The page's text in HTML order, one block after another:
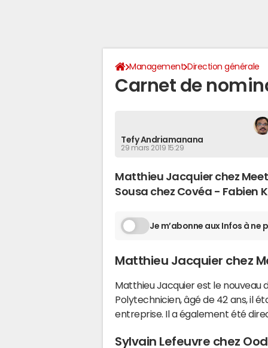
Management Direction générale
Carnet de
Tefy Andriamanana
29 mars 2019 15:29
Matthieu Jacquier chez
Sousa chez Covéa - Fabien
Je m’abonne aux Infos à ne
Matthieu Jacquier chez
Matthieu Jacquier est le nouveau
Polytechnicien, âgé de 42 ans, il
entreprise. Il a également été
Sylvain Lefeuvre chez